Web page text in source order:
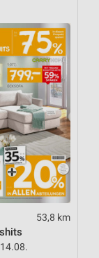
53,8 km